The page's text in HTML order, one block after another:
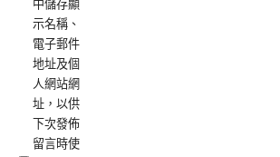
中儲存顯
示名稱、
電子郵件
地址及個
人網站網
址，以供
下次發佈
留言時使